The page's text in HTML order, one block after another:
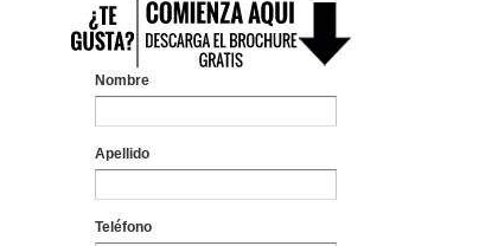
Nombre
Apellido
Teléfono